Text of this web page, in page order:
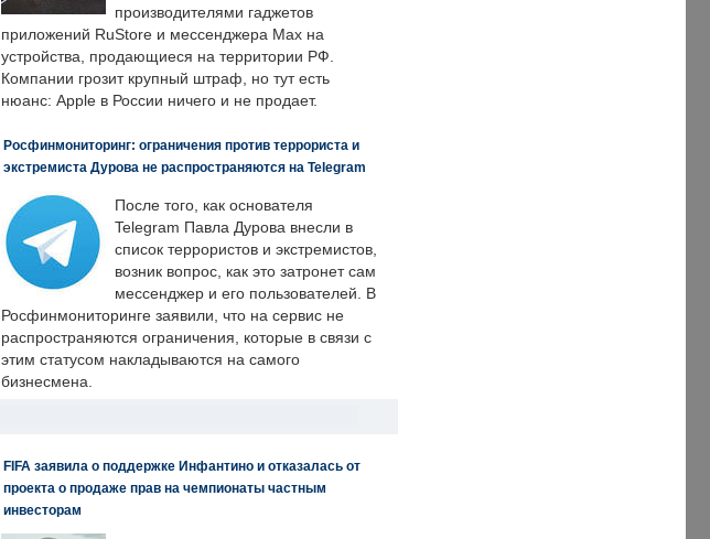
производителями гаджетов
приложений RuStore и мессенджера Max на
устройства, продающиеся на территории РФ.
Компании грозит крупный штраф, но тут есть
нюанс: Apple в России ничего и не продает.
Росфинмониторинг: ограничения против террориста и
экстремиста Дурова не распространяются на Telegram
После того, как основателя
Telegram Павла Дурова внесли в
список террористов и экстремистов,
возник вопрос, как это затронет сам
мессенджер и его пользователей. В
Росфинмониторинге заявили, что на сервис не
распространяются ограничения, которые в связи с
этим статусом накладываются на самого
бизнесмена.
FIFA заявила о поддержке Инфантино и отказалась от
проекта о продаже прав на чемпионаты частным
инвесторам